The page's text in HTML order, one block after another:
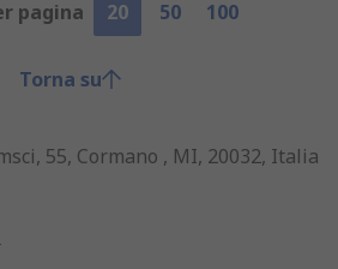
pagina
20 50 100
Torna su
55, Cormano , MI, 20032, Italia